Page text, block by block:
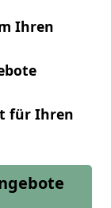
Ihren
für Ihren